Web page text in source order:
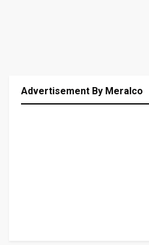
Advertisement By Meralco